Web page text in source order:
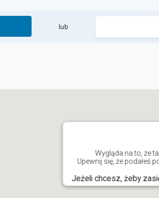
lub
Wygląda na to, że
Upewnij się, że podałeś
Jeżeli chcesz, żeby